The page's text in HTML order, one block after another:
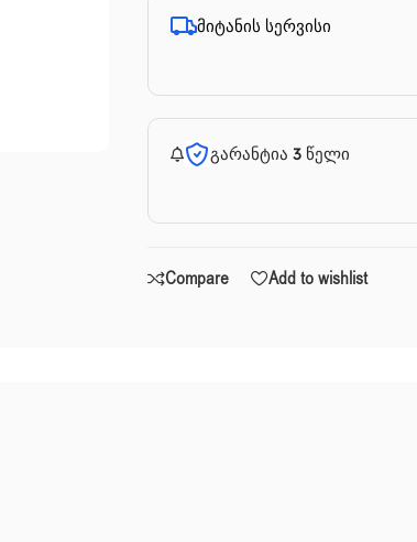
მიტანის სერვისი
გარანტია 3 წელი
Compare Add to wishlist